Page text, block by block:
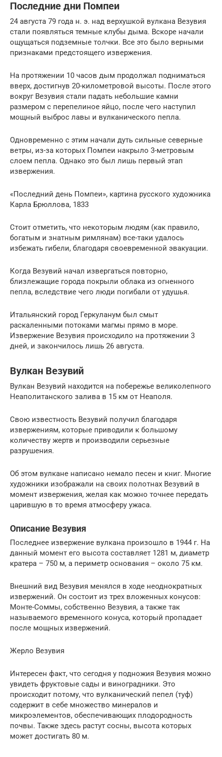
Последние дни Помпеи
24 августа 79 года н. э. над верхушкой вулкана Везувия
стали появляться темные клубы дыма. Вскоре начали
ощущаться подземные толчки. Все это было верными
признаками предстоящего извержения.
На протяжении 10 часов дым продолжал подниматься
вверх, достигнув 20-километровой высоты. После этого
вокруг Везувия стали падать небольшие камни
размером с перепелиное яйцо, после чего наступил
мощный выброс лавы и вулканического пепла.
Одновременно с этим начали дуть сильные северные
ветры, из-за которых Помпеи накрыло 3-метровым
слоем пепла. Однако это был лишь первый этап
извержения.
«Последний день Помпеи», картина русского художника
Карла Брюллова, 1833
Стоит отметить, что некоторым людям (как правило,
богатым и знатным римлянам) все-таки удалось
избежать гибели, благодаря своевременной эвакуации.
Когда Везувий начал извергаться повторно,
близлежащие города покрыли облака из огненного
пепла, вследствие чего люди погибали от удушья.
Итальянский город Геркуланум был смыт
раскаленными потоками магмы прямо в море.
Извержение Везувия происходило на протяжении 3
дней, и закончилось лишь 26 августа.
Вулкан Везувий
Вулкан Везувий находится на побережье великолепного
Неаполитанского залива в 15 км от Неаполя.
Свою известность Везувий получил благодаря
извержениям, которые приводили к большому
количеству жертв и производили серьезные
разрушения.
Об этом вулкане написано немало песен и книг. Многие
художники изображали на своих полотнах Везувий в
момент извержения, желая как можно точнее передать
царившую в то время атмосферу ужаса.
Описание Везувия
Последнее извержение вулкана произошло в 1944 г. На
данный момент его высота составляет 1281 м, диаметр
кратера – 750 м, а периметр основания – около 75 км.
Внешний вид Везувия менялся в ходе неоднократных
извержений. Он состоит из трех вложенных конусов:
Монте-Соммы, собственно Везувия, а также так
называемого временного конуса, который пропадает
после мощных извержений.
Жерло Везувия
Интересен факт, что сегодня у подножия Везувия можно
увидеть фруктовые сады и виноградники. Это
происходит потому, что вулканический пепел (туф)
содержит в себе множество минералов и
микроэлементов, обеспечивающих плодородность
почвы. Также здесь растут сосны, высота которых
может достигать 80 м.